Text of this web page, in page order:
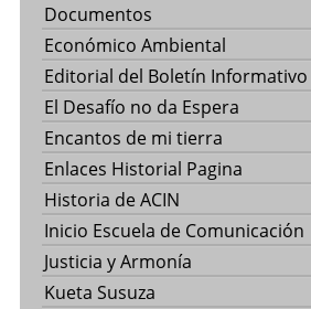
Documentos
Económico Ambiental
Editorial del Boletín Informativo
El Desafío no da Espera
Encantos de mi tierra
Enlaces Historial Pagina
Historia de ACIN
Inicio Escuela de Comunicación
Justicia y Armonía
Kueta Susuza